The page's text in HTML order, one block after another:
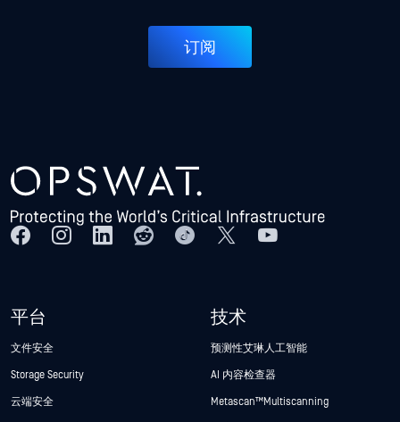
订阅
平台
文件安全
Storage Security
云端安全
技术
预测性艾琳人工智能
AI 内容检查器
Metascan™ Multiscanning